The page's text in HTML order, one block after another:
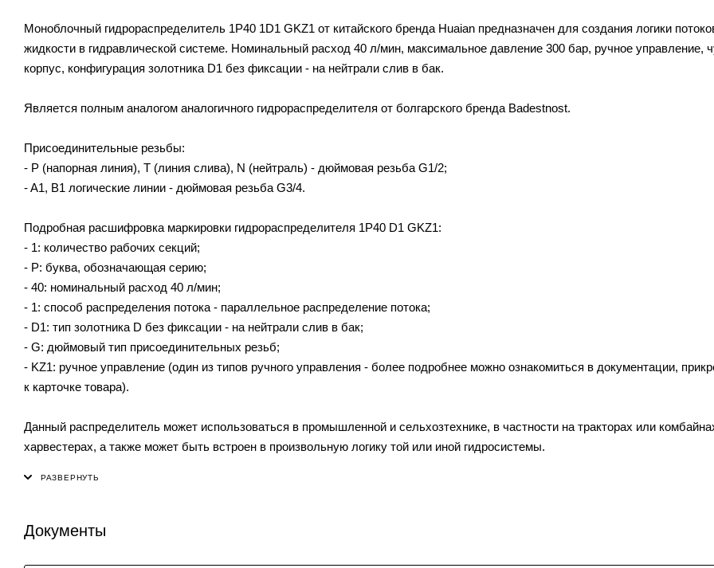
Моноблочный гидрораспределитель 1P40 1D1 GKZ1 от китайского бренда Huaian предназначен для создания логики
жидкости в гидравлической системе. Номинальный расход 40 л/мин, максимальное давление 300 бар, ручное управление,
корпус, конфигурация золотника D1 без фиксации - на нейтрали слив в бак.
Является полным аналогом аналогичного гидрораспределителя от болгарского бренда Badestnost.
Присоединительные резьбы:
- P (напорная линия), T (линия слива), N (нейтраль) - дюймовая резьба G1/2;
- A1, B1 логические линии - дюймовая резьба G3/4.
Подробная расшифровка маркировки гидрораспределителя 1P40 D1 GKZ1:
- 1: количество рабочих секций;
- P: буква, обозначающая серию;
- 40: номинальный расход 40 л/мин;
- 1: способ распределения потока - параллельное распределение потока;
- D1: тип золотника D без фиксации - на нейтрали слив в бак;
- G: дюймовый тип присоединительных резьб;
- KZ1: ручное управление (один из типов ручного управления - более подробнее можно ознакомиться в документации,
к карточке товара).
Данный распределитель может использоваться в промышленной и сельхозтехнике, в частности на тракторах или
харвестерах, а также может быть встроен в произвольную логику той или иной гидросистемы.
Документы